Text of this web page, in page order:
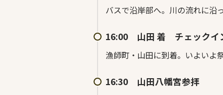
バスで沿岸部へ。川の流れに沿
16:00 山田 着 チェックイ
漁師町・山田に到着。いよいよ
16:30 山田八幡宮参拝